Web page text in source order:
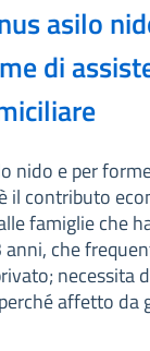
asilo
di
nido e per
il contributo
famiglie che
anni, che
necessita
affetto da